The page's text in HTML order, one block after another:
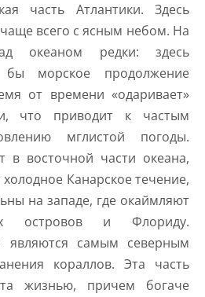
часть Атлантики. Здесь
всего с ясным небом. На
океаном редки: здесь
бы морское продолжение
от времени «одаривает»
что приводит к частым
мглистой погоды.
в восточной части океана,
Канарское течение,
на западе, где окаймляют
островов и Флориду.
являются самым северным
кораллов. Эта часть
жизнью, причем богаче